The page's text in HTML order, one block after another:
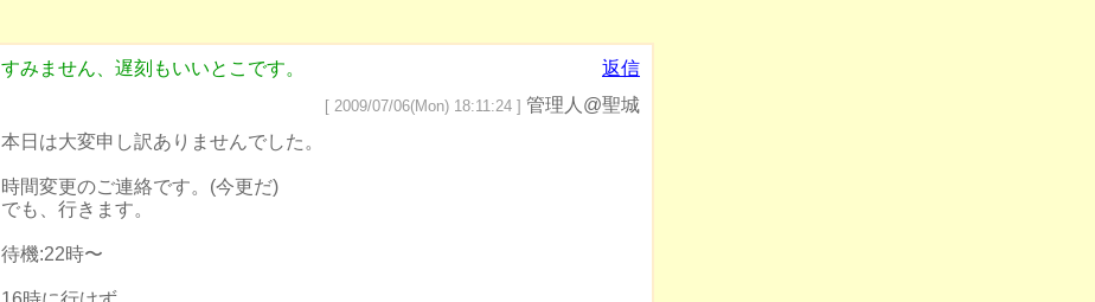
すみません、遅刻もいいとこです。 返信
[ 2009/07/06(Mon) 18:11:24 ] 管理人@聖城
本日は大変申し訳ありませんでした。
時間変更のご連絡です。(今更だ)
でも、行きます。
待機:22時〜